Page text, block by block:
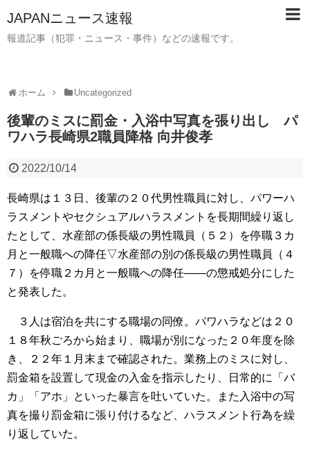
JAPANニュース速報
報道記事（犯罪・ニュース・事件）などの速報です。
ホーム Uncategorized
後輩のミスに罰金・入浴中写真を張り出し パ
ワハラ長崎県2職員降格 向井俊孝
2022/10/14
長崎県は１３日、後輩の２０代男性職員に対し、パワーハ
ラスメントやセクシュアルハラスメントを長期間繰り返し
たとして、水産部の係長級の男性職員（５２）を停職３カ
月と一般職への降任▽水産部の別の係長級の男性職員（４
７）を停職２カ月と一般職への降任――の懲戒処分にした
と発表した。
３人は宿泊を共にする職場の同僚。パワハラなどは２０
１８年秋ごろから始まり、職場が別になった２０年度を除
き、２２年１月末まで確認された。業務上のミスに対し、
罰金箱を設置して現金の入金を指示したり、日常的に「バ
カ」「アホ」といった暴言を吐いていた。また入浴中の写
真を撮り罰金箱に張り付けるなど、ハラスメント行為を繰
り返していた。